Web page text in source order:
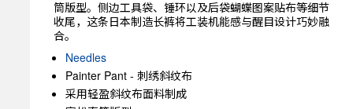
筒版型。侧边工具袋、锤环以及后袋蝴蝶图案贴布等细节
收尾，这条日本制造长裤将工装机能感与醒目设计巧妙融
合。
Needles
Painter Pant - 刺绣斜纹布
采用轻盈斜纹布面料制成